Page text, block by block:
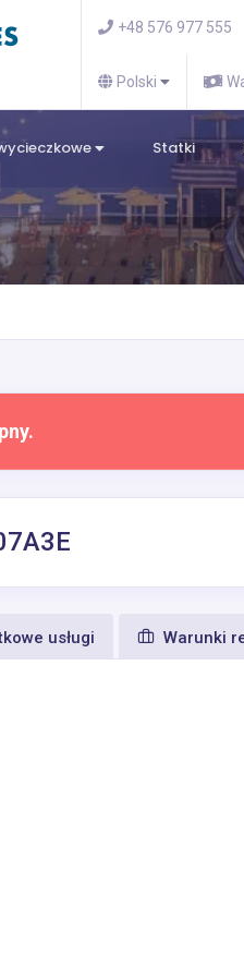
+48 576 977 555
Polski
Statki
usługi Warunki